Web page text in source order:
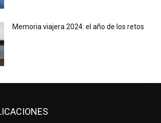
Memoria viajera 2024: el año de los retos